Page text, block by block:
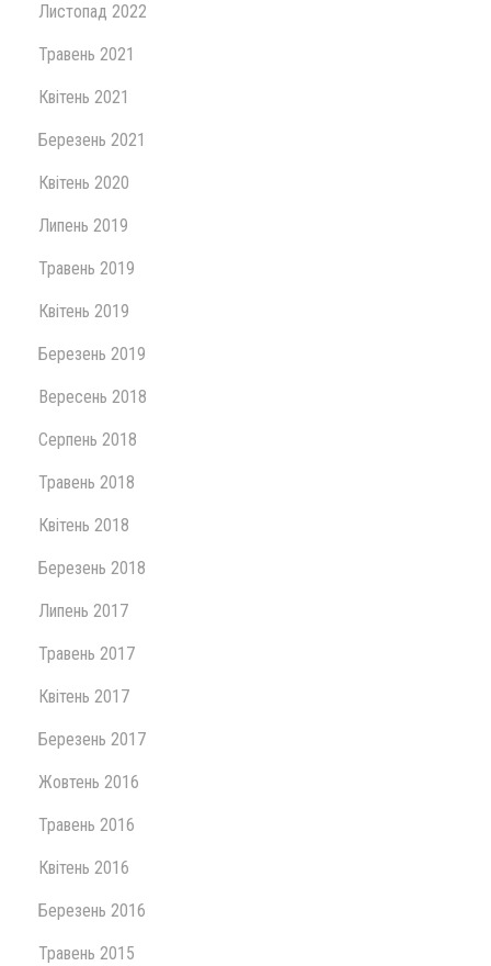
Листопад 2022
Травень 2021
Квітень 2021
Березень 2021
Квітень 2020
Липень 2019
Травень 2019
Квітень 2019
Березень 2019
Вересень 2018
Серпень 2018
Травень 2018
Квітень 2018
Березень 2018
Липень 2017
Травень 2017
Квітень 2017
Березень 2017
Жовтень 2016
Травень 2016
Квітень 2016
Березень 2016
Травень 2015